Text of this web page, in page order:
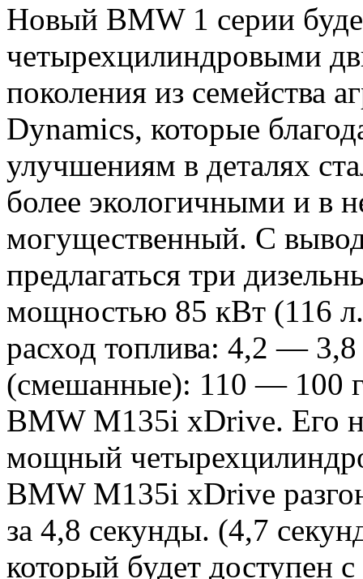
Новый BMW 1 серии
четырехцилиндровыми
поколения из семейства
Dynamics, которые
улучшениям в деталях
более экологичными и в
могущественный. С
предлагаться три
мощностью 85 кВт (116
расход топлива: 4,2 —
(смешанные): 110 — 100
BMW M135i xDrive. Его
мощный
BMW M135i xDrive
за 4,8 секунды. (4,7
который будет доступен